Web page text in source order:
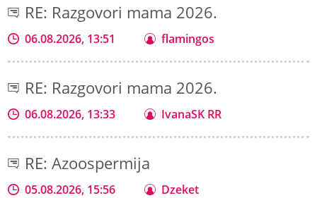
RE: Razgovori mama 2026.
06.08.2026, 13:51 flamingos
RE: Razgovori mama 2026.
06.08.2026, 13:33 IvanaSK RR
RE: Azoospermija
05.08.2026, 15:56 Dzeket